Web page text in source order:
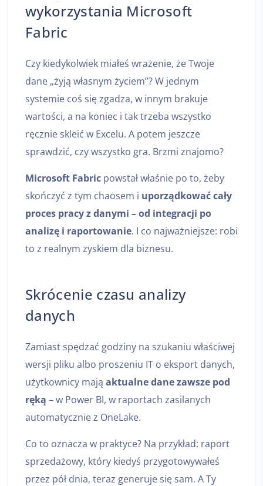
wykorzystania Microsoft
Fabric
Czy kiedykolwiek miałeś wrażenie, że Twoje
dane „żyją własnym życiem”? W jednym
systemie coś się zgadza, w innym brakuje
wartości, a na koniec i tak trzeba wszystko
ręcznie skleić w Excelu. A potem jeszcze
sprawdzić, czy wszystko gra. Brzmi znajomo?
Microsoft Fabric powstał właśnie po to, żeby
skończyć z tym chaosem i uporządkować cały
proces pracy z danymi – od integracji po
analizę i raportowanie. I co najważniejsze: robi
to z realnym zyskiem dla biznesu.
Skrócenie czasu analizy
danych
Zamiast spędzać godziny na szukaniu właściwej
wersji pliku albo proszeniu IT o eksport danych,
użytkownicy mają aktualne dane zawsze pod
ręką – w Power BI, w raportach zasilanych
automatycznie z OneLake.
Co to oznacza w praktyce? Na przykład: raport
sprzedażowy, który kiedyś przygotowywałeś
przez pół dnia, teraz generuje się sam. A Ty